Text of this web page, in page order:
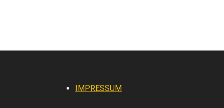
IMPRESSUM